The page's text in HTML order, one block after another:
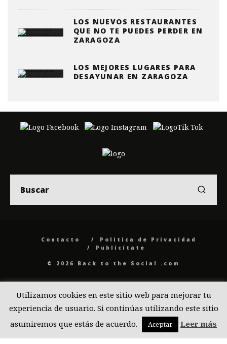
LOS NUEVOS RESTAURANTES
QUE NO TE PUEDES PERDER EN
ZARAGOZA
LOS MEJORES LUGARES PARA
DESAYUNAR EN ZARAGOZA
Contacto
Politica de Privacidad
Publicítate
© 2026 Back to the Social .com
Utilizamos cookies en este sitio web para mejorar tu
experiencia de usuario. Si continúas utilizando este sitio
asumiremos que estás de acuerdo.
Aceptar Leer más